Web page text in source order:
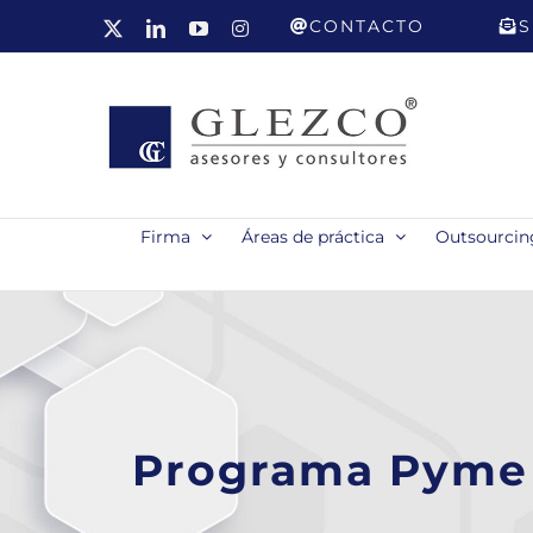
LinkedInYouTubeInstagramCONTACTO
Firma Áreas de práctica
Programa